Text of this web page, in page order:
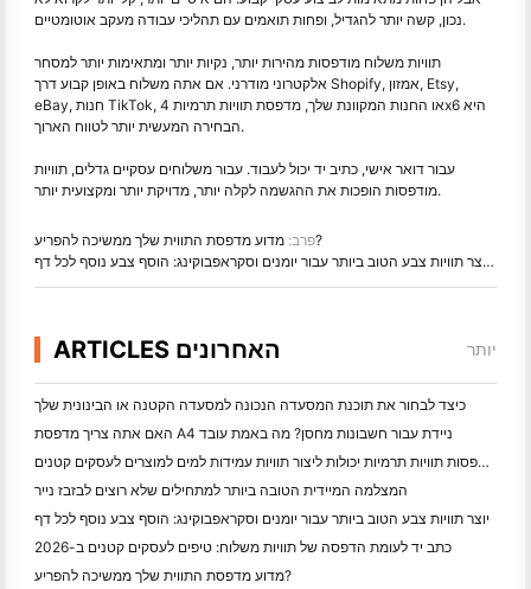
נכון, קשה יותר להגדיל, ופחות תואמים עם תהליכי עבודה מעקב אוטומטיים.
תוויות משלוח מודפסות מהירות יותר, נקיות יותר ומתאימות יותר למסחר
אלקטרוני מודרני. אם אתה משלוח באופן קבוע דרך Shopify, אמזון, Etsy,
eBay, חנות TikTok, או החנות המקוונת שלך, מדפסת תוויות תרמיות 4x6 היא
הבחירה המעשית יותר לטווח הארוך.
עבור דואר אישי, כתיב יד יכול לעבוד. עבור משלוחים עסקיים גדלים, תוויות
מודפסות הופכות את ההגשמה לקלה יותר, מדויקת יותר ומקצועית יותר.
פרב:מדוע מדפסת התווית שלך ממשיכה להפריע?
הבא: יוצר תוויות צבע הטוב ביותר עבור יומנים וסקראפבוקינג: הוסף צבע נוסף לכל דף
ARTICLES האחרונים יותר
כיצד לבחור את תוכנת המסעדה הנכונה למסעדה הקטנה או הבינונית שלך
האם אתה צריך מדפסת A4 ניידת עבור חשבונות מחסן? מה באמת עובד
האם מדפסות תוויות תרמיות יכולות ליצור תוויות עמידות למים למוצרים לעסקים קטנים?
המצלמה המיידית הטובה ביותר למתחילים שלא רוצים לבזבז נייר
יוצר תוויות צבע הטוב ביותר עבור יומנים וסקראפבוקינג: הוסף צבע נוסף לכל דף
כתב יד לעומת הדפסה של תוויות משלוח: טיפים לעסקים קטנים ב-2026
מדוע מדפסת התווית שלך ממשיכה להפריע?